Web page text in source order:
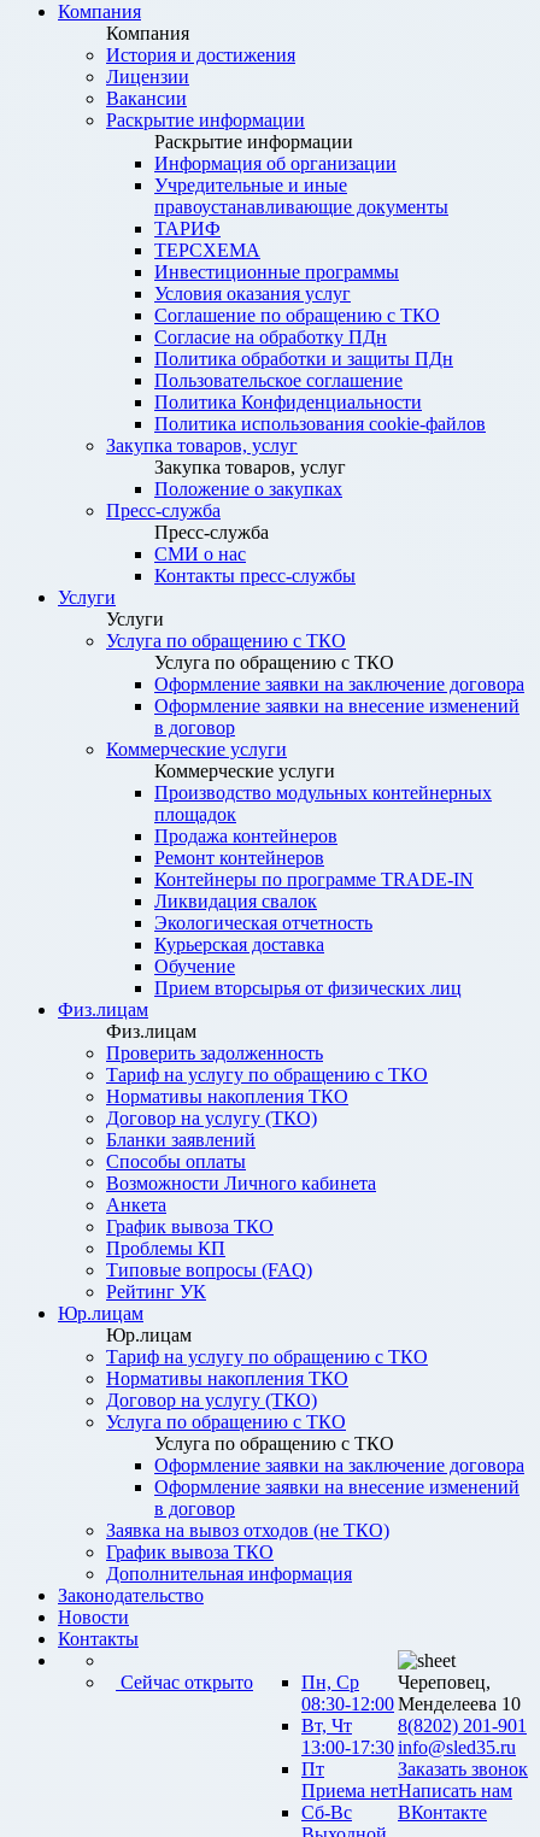
Компания
Компания
История и достижения
Лицензии
Вакансии
Раскрытие информации
Раскрытие информации
Информация об организации
Учредительные и иные
правоустанавливающие документы
ТАРИФ
ТЕРСХЕМА
Инвестиционные программы
Условия оказания услуг
Соглашение по обращению с ТКО
Согласие на обработку ПДн
Политика обработки и защиты ПДн
Пользовательское соглашение
Политика Конфиденциальности
Политика использования cookie-файлов
Закупка товаров, услуг
Закупка товаров, услуг
Положение о закупках
Пресс-служба
Пресс-служба
СМИ о нас
Контакты пресс-службы
Услуги
Услуги
Услуга по обращению с ТКО
Услуга по обращению с ТКО
Оформление заявки на заключение договора
Оформление заявки на внесение изменений
в договор
Коммерческие услуги
Коммерческие услуги
Производство модульных контейнерных
площадок
Продажа контейнеров
Ремонт контейнеров
Контейнеры по программе TRADE-IN
Ликвидация свалок
Экологическая отчетность
Курьерская доставка
Обучение
Прием вторсырья от физических лиц
Физ.лицам
Физ.лицам
Проверить задолженность
Тариф на услугу по обращению с ТКО
Нормативы накопления ТКО
Договор на услугу (ТКО)
Бланки заявлений
Способы оплаты
Возможности Личного кабинета
Анкета
График вывоза ТКО
Проблемы КП
Типовые вопросы (FAQ)
Рейтинг УК
Юр.лицам
Юр.лицам
Тариф на услугу по обращению с ТКО
Нормативы накопления ТКО
Договор на услугу (ТКО)
Услуга по обращению с ТКО
Услуга по обращению с ТКО
Оформление заявки на заключение договора
Оформление заявки на внесение изменений
в договор
Заявка на вывоз отходов (не ТКО)
График вывоза ТКО
Дополнительная информация
Законодательство
Новости
Контакты
Сейчас открыто
Пн, Ср
08:30-12:00
Вт, Чт
13:00-17:30
Пт
Приема нет
Сб-Вс
Череповец,
Менделеева 10
8(8202) 201-901
info@sled35.ru
Заказать звонок
Написать нам
ВКонтакте